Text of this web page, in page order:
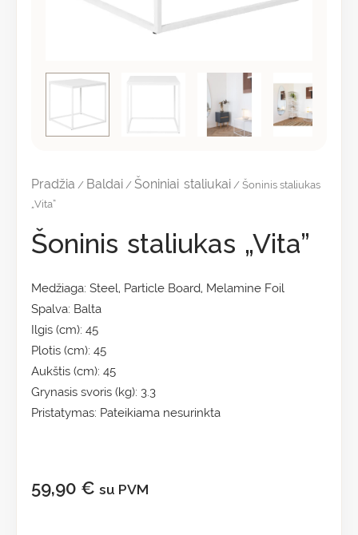
Pradžia / Baldai /Šoniniai staliukai / Šoninis staliukas
„Vita”
Šoninis staliukas „Vita”
Medžiaga: Steel, Particle Board, Melamine Foil
Spalva: Balta
Ilgis (cm): 45
Plotis (cm): 45
Aukštis (cm): 45
Grynasis svoris (kg): 3.3
Pristatymas: Pateikiama nesurinkta
59,90 € su PVM